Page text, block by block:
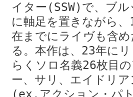
イター(SSW)で、ブ
に軸足を置きながら
在までにライヴも含
る。本作は、23年に
らくソロ名義26枚目
ー、サリ、エイドリ
(ex.アクション・パ